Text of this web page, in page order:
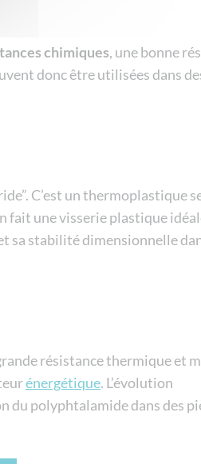
chimiques, une bonne
donc être utilisées dans
C’est un thermoplastique
fait une visserie plastique
sa stabilité dimensionnelle
résistance thermique et
énergétique. L’évolution
du polyphtalamide dans des